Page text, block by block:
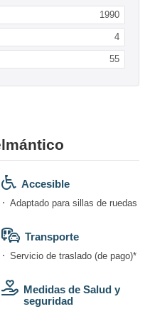
1990
4
55
Accesible
Adaptado para sillas de ruedas
Transporte
Servicio de traslado (de pago)*
Medidas de Salud y
seguridad